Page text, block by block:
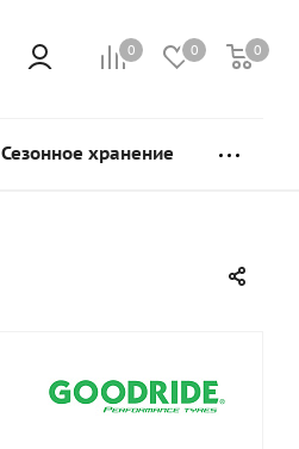
0 0 0
Сезонное хранение